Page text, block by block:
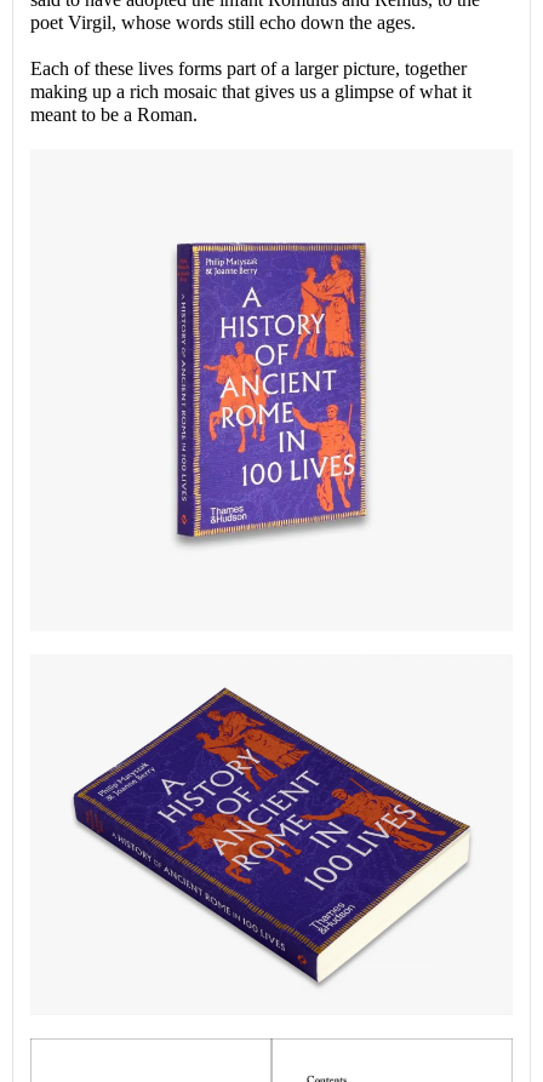
poet Virgil, whose words still echo down the ages.
Each of these lives forms part of a larger picture, together
making up a rich mosaic that gives us a glimpse of what it
meant to be a Roman.